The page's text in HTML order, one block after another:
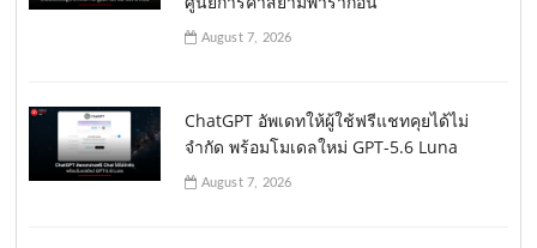
August 7, 2026
ChatGPT อัพเดทให้ผู้ใช้ฟรีแชทคุยได้ไม่
จำกัด พร้อมโมเดลใหม่ GPT-5.6 Luna
August 7, 2026